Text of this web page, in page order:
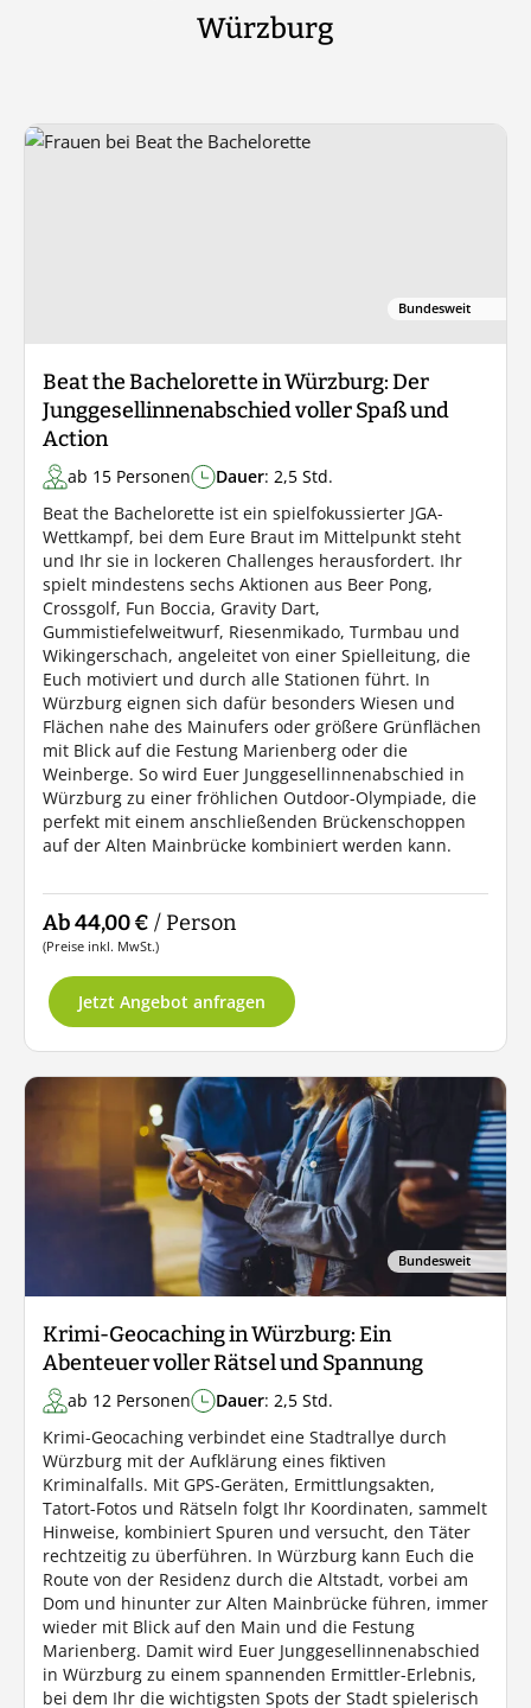
Würzburg
Bundesweit
Beat the Bachelorette in Würzburg: Der
Junggesellinnenabschied voller Spaß und
Action
ab 15 Personen Dauer: 2,5 Std.
Beat the Bachelorette ist ein spielfokussierter JGA-
Wettkampf, bei dem Eure Braut im Mittelpunkt steht
und Ihr sie in lockeren Challenges herausfordert. Ihr
spielt mindestens sechs Aktionen aus Beer Pong,
Crossgolf, Fun Boccia, Gravity Dart,
Gummistiefelweitwurf, Riesenmikado, Turmbau und
Wikingerschach, angeleitet von einer Spielleitung, die
Euch motiviert und durch alle Stationen führt. In
Würzburg eignen sich dafür besonders Wiesen und
Flächen nahe des Mainufers oder größere Grünflächen
mit Blick auf die Festung Marienberg oder die
Weinberge. So wird Euer Junggesellinnenabschied in
Würzburg zu einer fröhlichen Outdoor-Olympiade, die
perfekt mit einem anschließenden Brückenschoppen
auf der Alten Mainbrücke kombiniert werden kann.
Ab 44,00 € / Person
(Preise inkl. MwSt.)
Jetzt Angebot anfragen
Bundesweit
Krimi-Geocaching in Würzburg: Ein
Abenteuer voller Rätsel und Spannung
ab 12 Personen Dauer: 2,5 Std.
Krimi-Geocaching verbindet eine Stadtrallye durch
Würzburg mit der Aufklärung eines fiktiven
Kriminalfalls. Mit GPS-Geräten, Ermittlungsakten,
Tatort-Fotos und Rätseln folgt Ihr Koordinaten, sammelt
Hinweise, kombiniert Spuren und versucht, den Täter
rechtzeitig zu überführen. In Würzburg kann Euch die
Route von der Residenz durch die Altstadt, vorbei am
Dom und hinunter zur Alten Mainbrücke führen, immer
wieder mit Blick auf den Main und die Festung
Marienberg. Damit wird Euer Junggesellinnenabschied
in Würzburg zu einem spannenden Ermittler-Erlebnis,
bei dem Ihr die wichtigsten Spots der Stadt spielerisch